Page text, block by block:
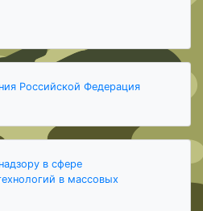
Российской Федерация
в сфере
в массовых